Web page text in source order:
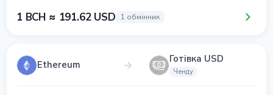
1 BCH ≈ 191.62 USD 1 обмінник
Ethereum Готівка USD
Ченду